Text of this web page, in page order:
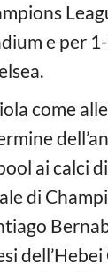
e per
come
ai calci
di